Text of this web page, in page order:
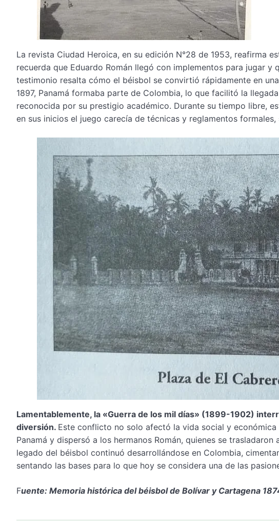
La revista Ciudad Heroica, en su edición N°28 de 1953, reafirma
recuerda que Eduardo Román llegó con implementos para jugar
testimonio resalta cómo el béisbol se convirtió rápidamente en
1897, Panamá formaba parte de Colombia, lo que facilitó la
reconocida por su prestigio académico. Durante su tiempo libre,
en sus inicios el juego carecía de técnicas y reglamentos
Lamentablemente, la «Guerra de los mil días» (1899-1902)
diversión. Este conflicto no solo afectó la vida social y
Panamá y dispersó a los hermanos Román, quienes se
legado del béisbol continuó desarrollándose en Colombia,
sentando las bases para lo que hoy se considera una de las
Fuente: Memoria histórica del béisbol de Bolívar y Cartagena